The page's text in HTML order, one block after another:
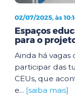
02/07/2025, às
Espaços
para o
Ainda há vagas
participar das
CEUs, que
e... [saiba mais]